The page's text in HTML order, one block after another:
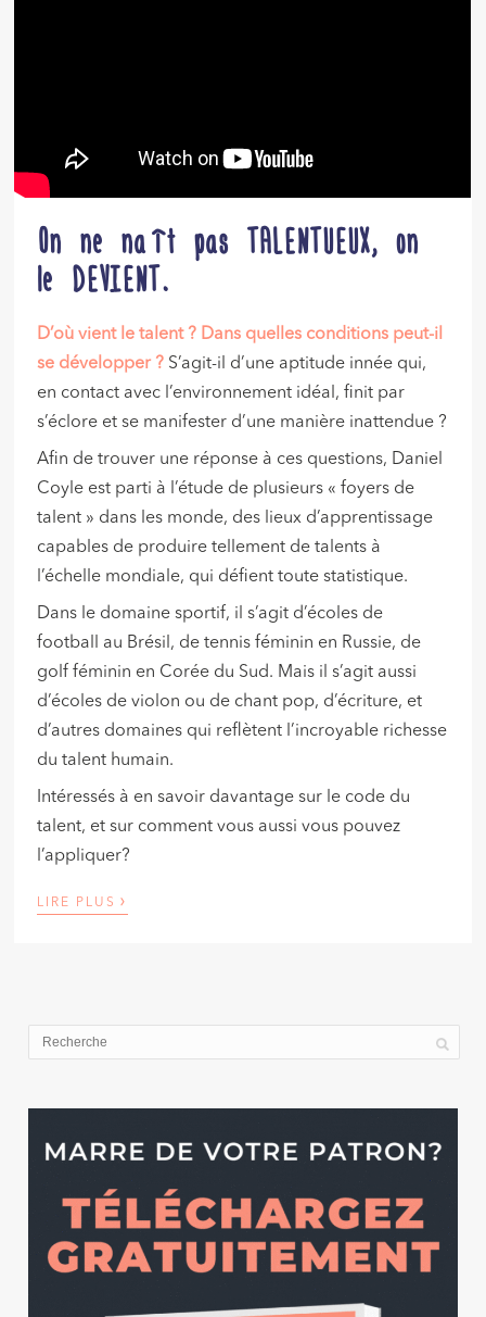
On ne naît pas TALENTUEUX, on
le DEVIENT.
D’où vient le talent ? Dans quelles conditions peut-il
se développer ? S’agit-il d’une aptitude innée qui,
en contact avec l’environnement idéal, finit par
s’éclore et se manifester d’une manière inattendue ?
Afin de trouver une réponse à ces questions, Daniel
Coyle est parti à l’étude de plusieurs « foyers de
talent » dans les monde, des lieux d’apprentissage
capables de produire tellement de talents à
l’échelle mondiale, qui défient toute statistique.
Dans le domaine sportif, il s’agit d’écoles de
football au Brésil, de tennis féminin en Russie, de
golf féminin en Corée du Sud. Mais il s’agit aussi
d’écoles de violon ou de chant pop, d’écriture, et
d’autres domaines qui reflètent l’incroyable richesse
du talent humain.
Intéressés à en savoir davantage sur le code du
talent, et sur comment vous aussi vous pouvez
l’appliquer?
LIRE PLUS ›